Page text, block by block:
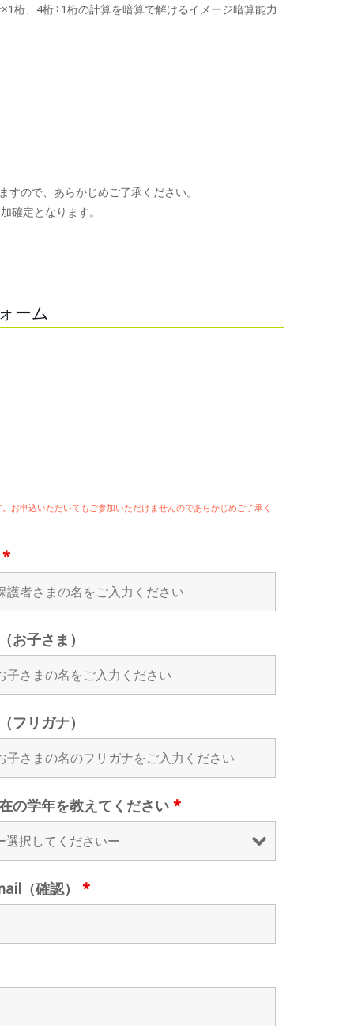
桁、4桁÷1桁の計算を暗算で解けるイメージ暗算能力
ので、あらかじめご了承ください。
確定となります。
ーム
お申込いただいてもご参加いただけませんのであらかじめご了承く
*
お子さま）
フリガナ）
の学年を教えてください*
（確認）*